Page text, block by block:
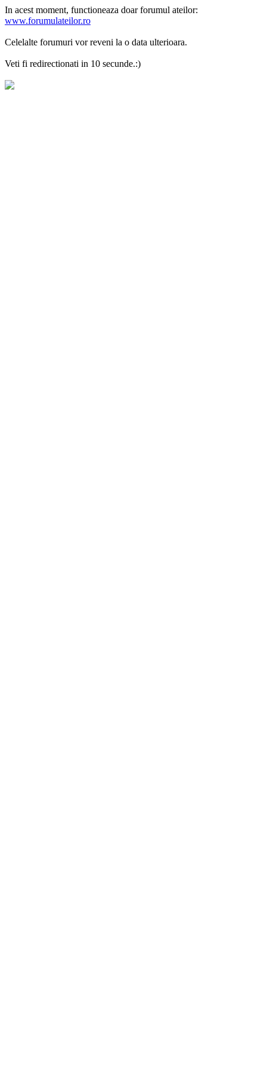
In acest moment, functioneaza doar forumul ateilor:
www.forumulateilor.ro
Celelalte forumuri vor reveni la o data ulterioara.
Veti fi redirectionati in 10 secunde.:)